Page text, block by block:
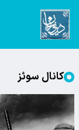
کانال سوئز